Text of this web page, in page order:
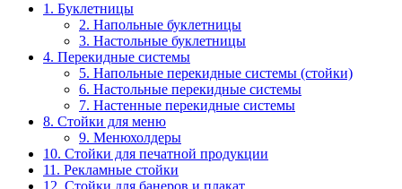
1. Буклетницы
2. Напольные буклетницы
3. Настольные буклетницы
4. Перекидные системы
5. Напольные перекидные системы (стойки)
6. Настольные перекидные системы
7. Настенные перекидные системы
8. Стойки для меню
9. Менюхолдеры
10. Стойки для печатной продукции
11. Рекламные стойки
12. Стойки для банеров и плакат